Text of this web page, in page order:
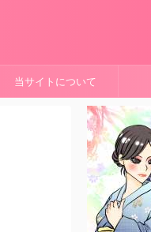
当サイトについて